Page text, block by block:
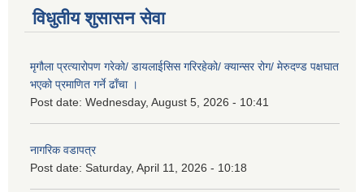
विधुतीय शुसासन सेवा
मृगौला प्रत्यारोपण गरेको/ डायलाईसिस गरिरहेको/ क्यान्सर रोग/ मेरुदण्ड पक्षघात
भएको प्रमाणित गर्ने ढाँचा ।
Post date: Wednesday, August 5, 2026 - 10:41
नागरिक वडापत्र
Post date: Saturday, April 11, 2026 - 10:18